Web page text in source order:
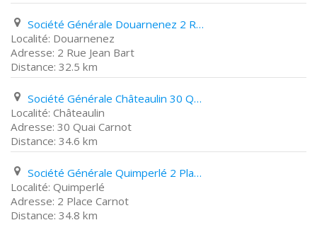
Société Générale Douarnenez 2 Rue Jean Bart
Douarnenez
2 Rue Jean Bart
32.5 km
Société Générale Châteaulin 30 Quai Carnot
Châteaulin
30 Quai Carnot
34.6 km
Société Générale Quimperlé 2 Place Carnot
Quimperlé
2 Place Carnot
34.8 km